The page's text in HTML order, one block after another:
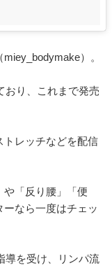
）。
おり、これまで発売
トレッチなどを配信
や「反り腰」「便
なら一度はチェッ
導を受け、リンパ流